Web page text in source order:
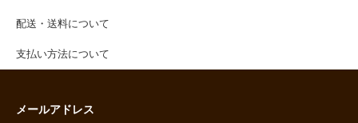
配送・送料について
支払い方法について
メールアドレス